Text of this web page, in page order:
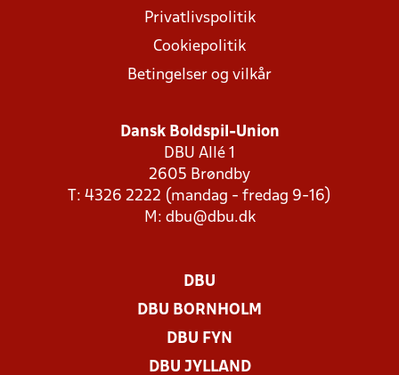
Privatlivspolitik
Cookiepolitik
Betingelser og vilkår
Dansk Boldspil-Union
DBU Allé 1
2605 Brøndby
T: 4326 2222 (mandag - fredag 9-16)
M: dbu@dbu.dk
DBU
DBU BORNHOLM
DBU FYN
DBU JYLLAND